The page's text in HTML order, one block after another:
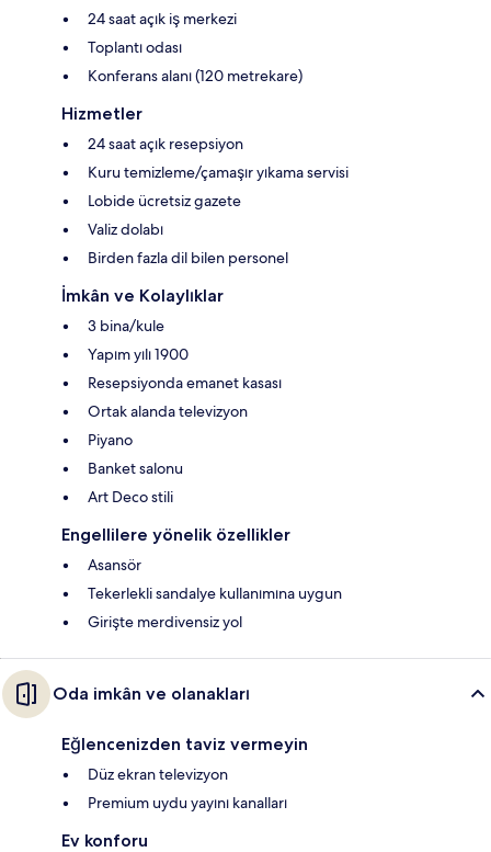
24 saat açık iş merkezi
Toplantı odası
Konferans alanı (120 metrekare)
Hizmetler
24 saat açık resepsiyon
Kuru temizleme/çamaşır yıkama servisi
Lobide ücretsiz gazete
Valiz dolabı
Birden fazla dil bilen personel
İmkân ve Kolaylıklar
3 bina/kule
Yapım yılı 1900
Resepsiyonda emanet kasası
Ortak alanda televizyon
Piyano
Banket salonu
Art Deco stili
Engellilere yönelik özellikler
Asansör
Tekerlekli sandalye kullanımına uygun
Girişte merdivensiz yol
Oda imkân ve olanakları
Eğlencenizden taviz vermeyin
Düz ekran televizyon
Premium uydu yayını kanalları
Ev konforu